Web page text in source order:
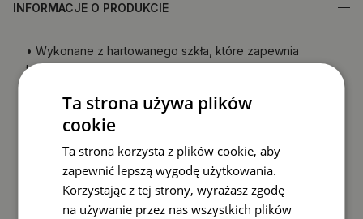
INFORMACJE O PRODUKCIE
• Wykonane z hartowanego szkła, które zapewnia
trwałość i odporność na uszkodzenia
• Gwarancja producenta
• Szybki czas realizacji
Tył lustra (folia zabezpieczająca) może różnić się
kolorem od przedstawionego w ofercie.Nie wpływa to
na jakość produktu ani nie jest podstawą do
reklamacji.
Ta strona używa plików
cookie
Ta strona korzysta z plików cookie, aby
zapewnić lepszą wygodę użytkowania.
Korzystając z tej strony, wyrażasz zgodę
na używanie przez nas wszystkich plików